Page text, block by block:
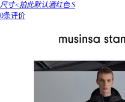
尺寸<拍此默认酒红色 S
0条评价